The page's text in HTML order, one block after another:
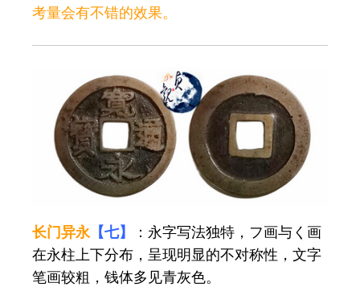
考量会有不错的效果。
长门异永 【七】
：永字写法独特，フ画与く画
在永柱上下分布，呈现明显的不对称性，文字
笔画较粗，钱体多见青灰色。